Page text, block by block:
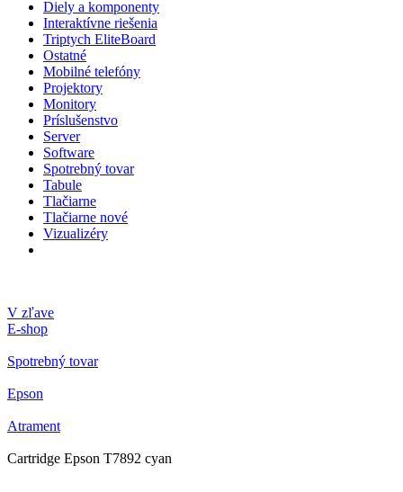
Diely a komponenty
Interaktívne riešenia
Triptych EliteBoard
Ostatné
Mobilné telefóny
Projektory
Monitory
Príslušenstvo
Server
Software
Spotrebný tovar
Tabule
Tlačiarne
Tlačiarne nové
Vizualizéry
V zľave
E-shop
Spotrebný tovar
Epson
Atrament
Cartridge Epson T7892 cyan